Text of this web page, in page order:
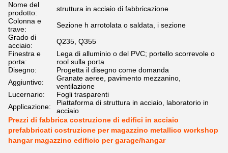
Nome del
prodotto:
struttura in acciaio di fabbricazione
Colonna e
trave:
Sezione h arrotolata o saldata, i sezione
Grado di
acciaio:
Q235, Q355
Finestra e
porta:
Lega di alluminio o del PVC; portello scorrevole o
rool sulla porta
Disegno:
Progetta il disegno come domanda
Aggiuntivo:
Granate aeree, pavimento mezzanino,
ventilazione
Lucernario:
Fogli trasparenti
Applicazione:
Piattaforma di struttura in acciaio, laboratorio in
acciaio
Prezzi di fabbrica costruzione di edifici in acciaio
prefabbricati costruzione per magazzino metallico workshop
hangar magazzino edificio per garage/hangar